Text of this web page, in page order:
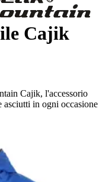
Cajik
Cajik, l'accessorio
asciutti in ogni occasione